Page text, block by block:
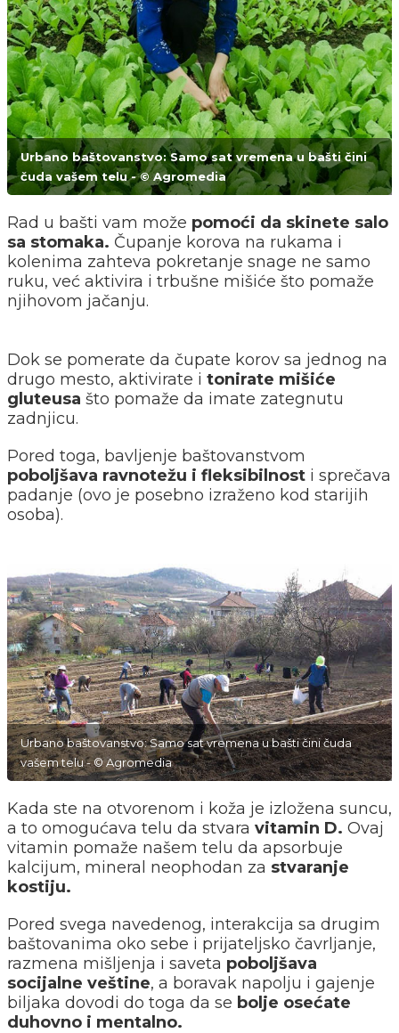
Urbano baštovanstvo: Samo sat vremena u bašti čini
čuda vašem telu - © Agromedia
Rad u bašti vam može pomoći da skinete salo
sa stomaka. Čupanje korova na rukama i
kolenima zahteva pokretanje snage ne samo
ruku, već aktivira i trbušne mišiće što pomaže
njihovom jačanju.
Dok se pomerate da čupate korov sa jednog na
drugo mesto, aktivirate i tonirate mišiće
gluteusa što pomaže da imate zategnutu
zadnjicu.
Pored toga, bavljenje baštovanstvom
poboljšava ravnotežu i fleksibilnost i sprečava
padanje (ovo je posebno izraženo kod starijih
osoba).
Urbano baštovanstvo: Samo sat vremena u bašti čini čuda
vašem telu - © Agromedia
Kada ste na otvorenom i koža je izložena suncu,
a to omogućava telu da stvara vitamin D. Ovaj
vitamin pomaže našem telu da apsorbuje
kalcijum, mineral neophodan za stvaranje
kostiju.
Pored svega navedenog, interakcija sa drugim
baštovanima oko sebe i prijateljsko čavrljanje,
razmena mišljenja i saveta poboljšava
socijalne veštine, a boravak napolju i gajenje
biljaka dovodi do toga da se bolje osećate
duhovno i mentalno.